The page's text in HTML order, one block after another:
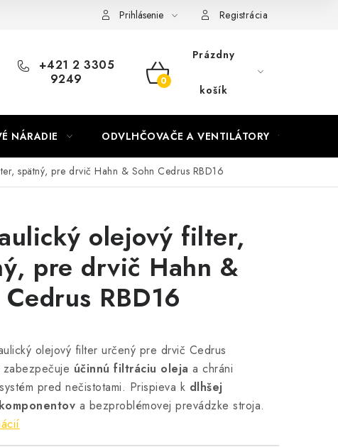
Prihlásenie Registrácia
+421 2 3305
9249
NÁKUPNÝ
Prázdny
košík
NÁRADIE ODVLHČOVAČE A VENTILÁTORY
spätný, pre drvič Hahn & Sohn Cedrus RBD16
olejový filter,
pre drvič Hahn &
RBD16
olejový filter určený pre drvič Cedrus
zabezpečuje účinnú filtráciu oleja a chráni
pred nečistotami. Prispieva k dlhšej
a bezproblémovej prevádzke stroja.